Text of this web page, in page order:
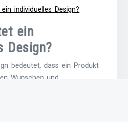
individuelles Design?
ein
Design?
bedeutet, dass ein Produkt
Wünschen und